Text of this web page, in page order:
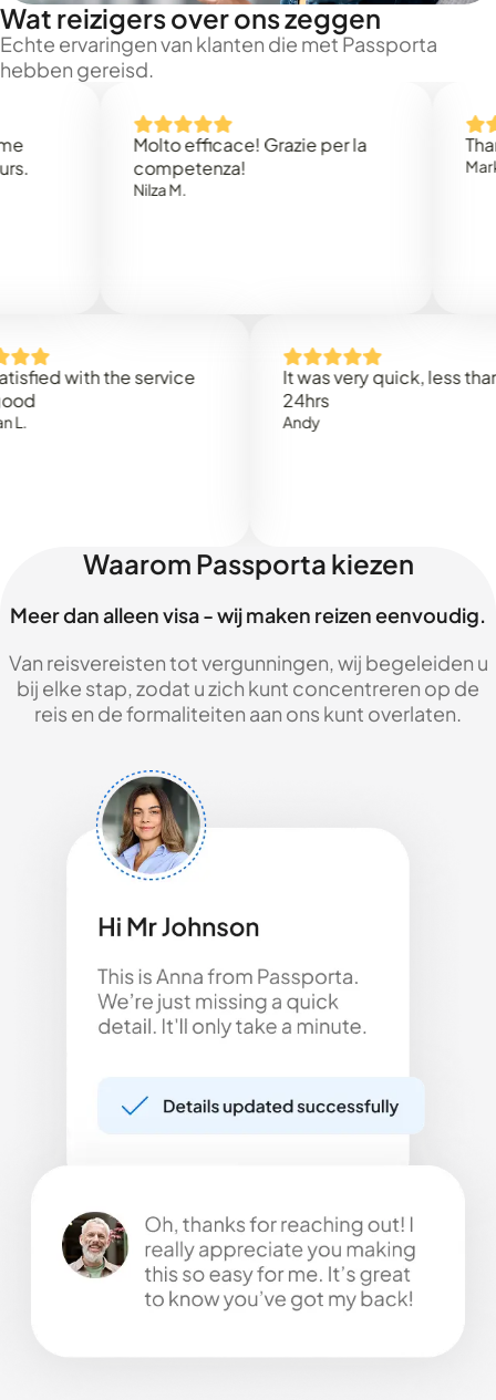
Wat reizigers over ons zeggen
Echte ervaringen van klanten die met Passporta
hebben gereisd.
Molto efficace! Grazie per la
competenza!
Thank
Mark N.
with the service
It was very quick, less than
Waarom Passporta kiezen
Meer dan alleen visa - wij maken reizen eenvoudig.
Van reisvereisten tot vergunningen, wij begeleiden u
bij elke stap, zodat u zich kunt concentreren op de
reis en de formaliteiten aan ons kunt overlaten.